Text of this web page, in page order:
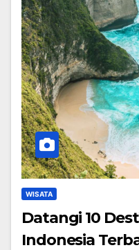
WISATA
Datangi 10
Indonesia